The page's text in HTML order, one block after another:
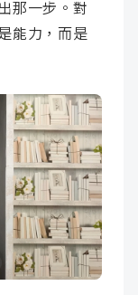
那一步。對
能力，而是